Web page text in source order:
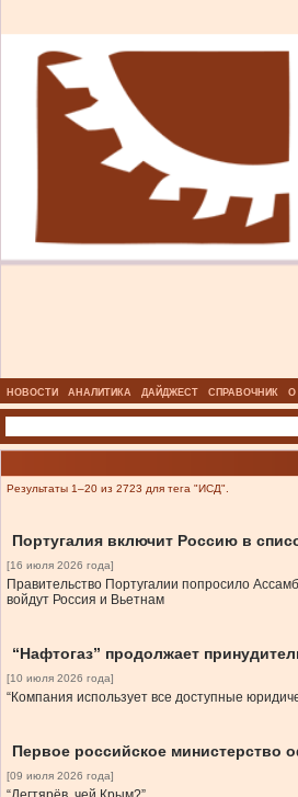
НОВОСТИ АНАЛИТИКА ДАЙДЖЕСТ СПРАВОЧНИК О
Результаты 1–20 из 2723 для тега "ИСД".
Португалия включит Россию в
[16 июля 2026 года]
Правительство Португалии попросило
войдут Россия и Вьетнам
“Нафтогаз” продолжает
[10 июля 2026 года]
“Компания использует все доступные
Первое российское министерство
[09 июля 2026 года]